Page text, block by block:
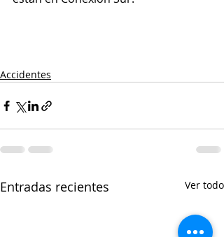
Accidentes
Entradas recientes Ver todo